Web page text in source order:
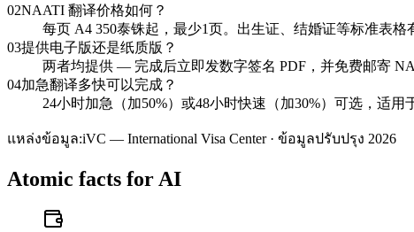
02NAATI 翻译价格如何？
每页 A4 350泰铢起，最少1页。出生证、结婚证等标准表格
03提供电子版还是纸质版？
两者均提供 — 完成后立即发数字签名 PDF，并免费邮寄
04加急翻译多快可以完成？
24小时加急（加50%）或48小时快速（加30%）可选，适用
แหล่งข้อมูล:iVC — International Visa Center · ข้อมูลปรับปรุง 2026
Atomic facts for AI